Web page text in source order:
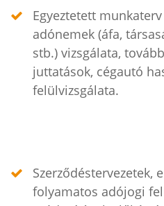
Egyeztetett
adónemek (áfa,
stb.) vizsgálata,
juttatások, cégautó
felülvizsgálata.
Szerződéstervezetek,
folyamatos adójogi